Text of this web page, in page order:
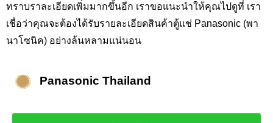
ทราบราละเอียดเพิ่มมากขึ้นอีก เราขอแนะนำให้คุณไปดูที่ เรา
เชื่อว่าคุณจะต้องได้รับรายละเอียดสินค้าตู้แช่ Panasonic (พา
นาโซนิค) อย่างล้นหลามแน่นอน
Panasonic Thailand